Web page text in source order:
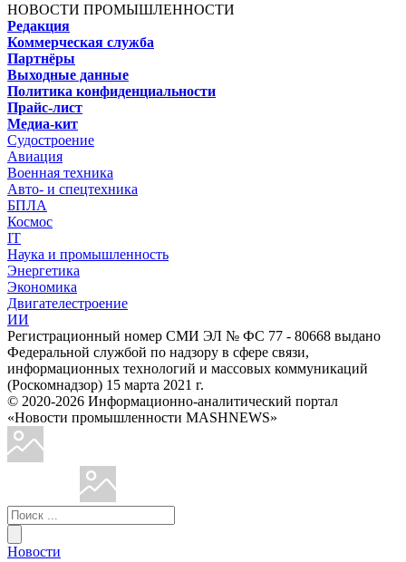
НОВОСТИ ПРОМЫШЛЕННОСТИ
Редакция
Коммерческая служба
Партнёры
Выходные данные
Политика конфиденциальности
Прайс-лист
Медиа-кит
Судостроение
Авиация
Военная техника
Авто- и спецтехника
БПЛА
Космос
IT
Наука и промышленность
Энергетика
Экономика
Двигателестроение
ИИ
Регистрационный номер СМИ ЭЛ № ФС 77 - 80668 выдано
Федеральной службой по надзору в сфере связи,
информационных технологий и массовых коммуникаций
(Роскомнадзор) 15 марта 2021 г.
© 2020-2026 Информационно-аналитический портал
«Новости промышленности MASHNEWS»
Новости